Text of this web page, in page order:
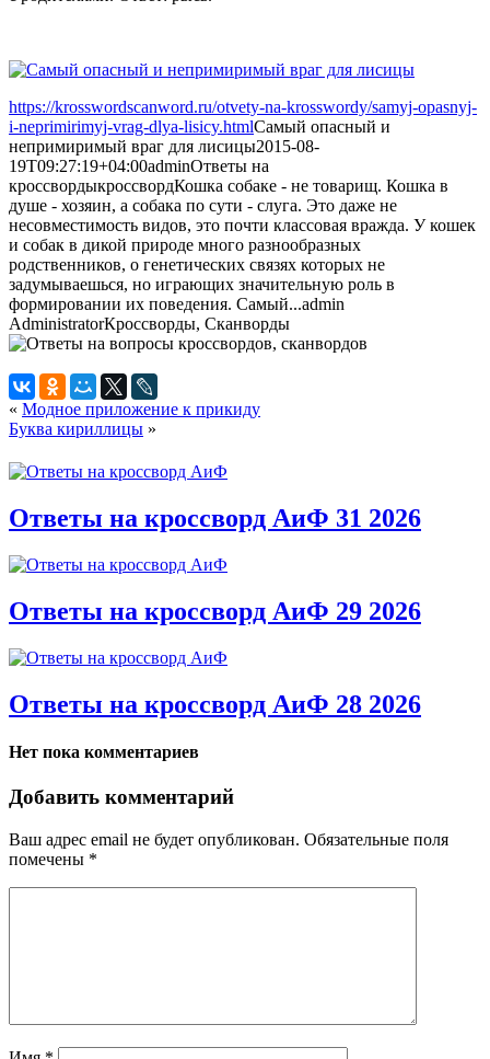
https://krosswordscanword.ru/otvety-na-krosswordy/samyj-opasnyj-
i-neprimirimyj-vrag-dlya-lisicy.htmlСамый опасный и
непримиримый враг для лисицы2015-08-
19T09:27:19+04:00adminОтветы на
кроссвордыкроссвордКошка собаке - не товарищ. Кошка в
душе - хозяин, а собака по сути - слуга. Это даже не
несовместимость видов, это почти классовая вражда. У кошек
и собак в дикой природе много разнообразных
родственников, о генетических связях которых не
задумываешься, но играющих значительную роль в
формировании их поведения. Самый...admin
AdministratorКроссворды, Сканворды
« Модное приложение к прикиду
Буква кириллицы »
Ответы на кроссворд АиФ 31 2026
Ответы на кроссворд АиФ 29 2026
Ответы на кроссворд АиФ 28 2026
Нет пока комментариев
Добавить комментарий
Ваш адрес email не будет опубликован. Обязательные поля
помечены *